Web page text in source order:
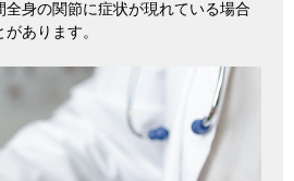
身の関節に症状が現れている場合
あります。